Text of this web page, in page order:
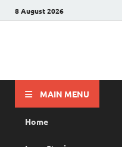
8 August 2026
MAIN MENU
Home